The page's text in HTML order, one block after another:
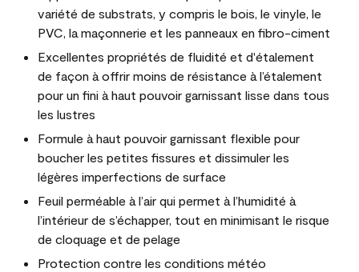
variété de substrats, y compris le bois, le vinyle, le
PVC, la maçonnerie et les panneaux en fibro-ciment
Excellentes propriétés de fluidité et d'étalement
de façon à offrir moins de résistance à l’étalement
pour un fini à haut pouvoir garnissant lisse dans tous
les lustres
Formule à haut pouvoir garnissant flexible pour
boucher les petites fissures et dissimuler les
légères imperfections de surface
Feuil perméable à l’air qui permet à l’humidité à
l’intérieur de s’échapper, tout en minimisant le risque
de cloquage et de pelage
Protection contre les conditions météo